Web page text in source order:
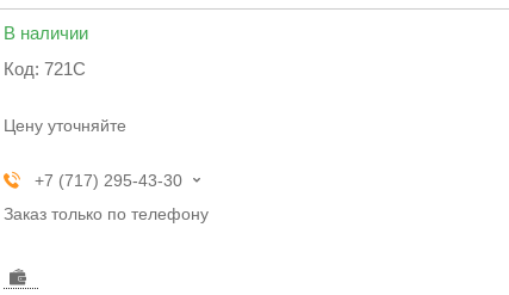
В наличии
Код: 721C
Цену уточняйте
+7 (717) 295-43-30
Заказ только по телефону